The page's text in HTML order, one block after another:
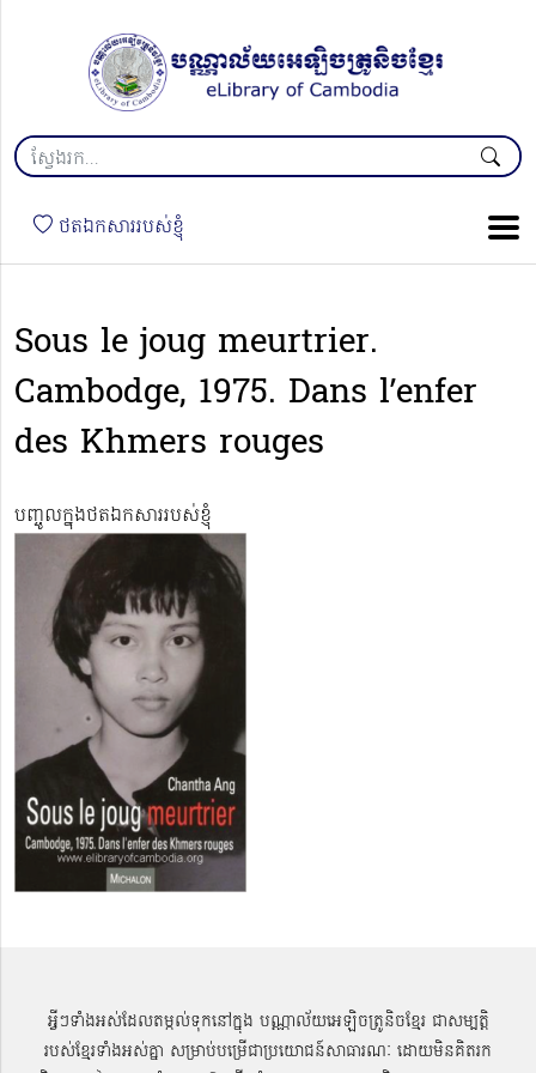
ថតឯកសាររបស់ខ្ញុំ
Sous le joug meurtrier.
Cambodge, 1975. Dans l’enfer
des Khmers rouges
បញ្ចូលក្នុងថតឯកសាររបស់ខ្ញុំ
អ្វីៗទាំងអស់ដែលតម្កល់ទុកនៅក្នុង បណ្ណាល័យអេឡិចត្រូនិចខ្មែរ ជាសម្បតិ្ត
របស់ខ្មែរទាំងអស់គ្នា សម្រាប់បម្រើជាប្រយោជន៍សាធារណៈ ដោយមិនគិតរក